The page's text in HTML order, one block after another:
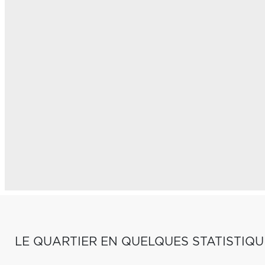
LE QUARTIER EN QUELQUES